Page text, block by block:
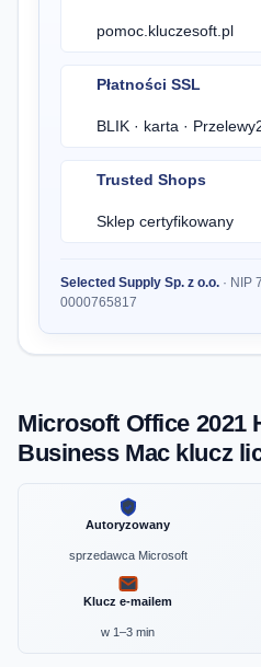
pomoc.kluczesoft.pl
Płatności SSL
BLIK · karta ·
Trusted Shops
Sklep certyfikowany
Selected Supply Sp. z o.o. · NIP
0000765817
Microsoft Office 2021
Business Mac klucz
Autoryzowany
sprzedawca Microsoft
Klucz e-mailem
w 1–3 min